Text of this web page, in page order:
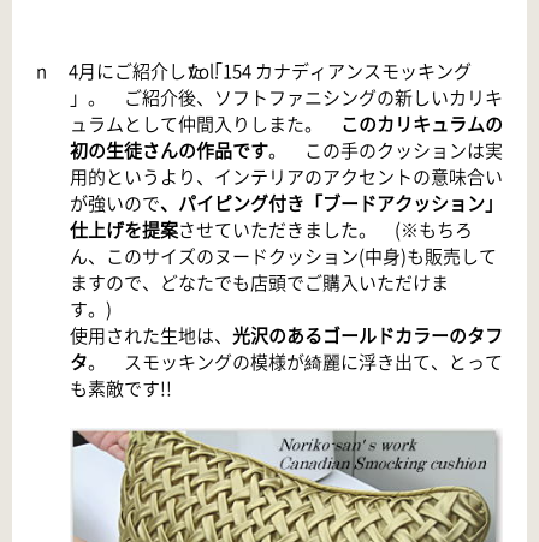
n 4月にご紹介した「vol. 154 カナディアンスモッキング
」。 ご紹介後、ソフトファニシングの新しいカリキ
ュラムとして仲間入りしまた。 このカリキュラムの
初の生徒さんの作品です。 この手のクッションは実
用的というより、インテリアのアクセントの意味合い
が強いので、パイピング付き「ブードアクッション」
仕上げを提案させていただきました。 (※もちろ
ん、このサイズのヌードクッション(中身)も販売して
ますので、どなたでも店頭でご購入いただけま
す。)
使用された生地は、 光沢のあるゴールドカラーのタフ
タ。 スモッキングの模様が綺麗に浮き出て、とって
も素敵です!!